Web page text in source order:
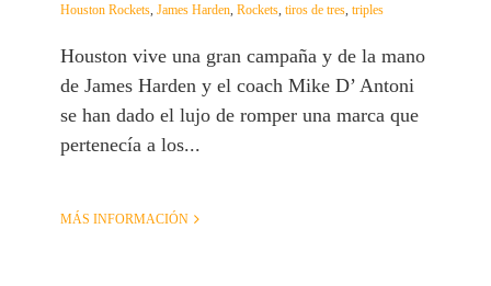
Houston Rockets, James Harden, Rockets, tiros de tres, triples
Houston vive una gran campaña y de la mano
de James Harden y el coach Mike D’ Antoni
se han dado el lujo de romper una marca que
pertenecía a los...
MÁS INFORMACIÓN